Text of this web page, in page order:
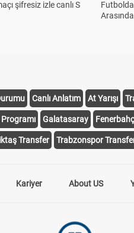
şifresiz izle canlı S
Canlı Anlatım At Yarışı
Galatasaray
Transfer Trabzonspor
Kariyer About US